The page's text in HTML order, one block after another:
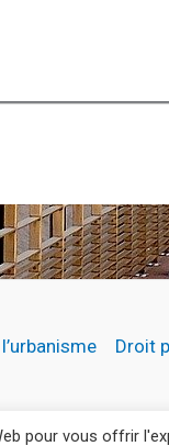
Droit
pour vous offrir